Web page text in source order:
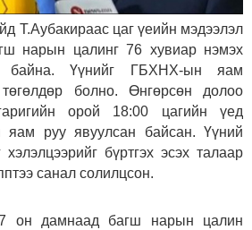
Т.Аубакираас цаг үеийн мэдээлэл
нарын цалинг 76 хувиар нэмэх
байна. Үүнийг ГБХНХ-ын яам
төгөлдөр болно. Өнгөрсөн долоо
орой 18:00 цагийн үед
яам руу явуулсан байсан. Үүний
бүртгэх эсэх талаар
санал солилцсон.
он дамнаад багш нарын цалин